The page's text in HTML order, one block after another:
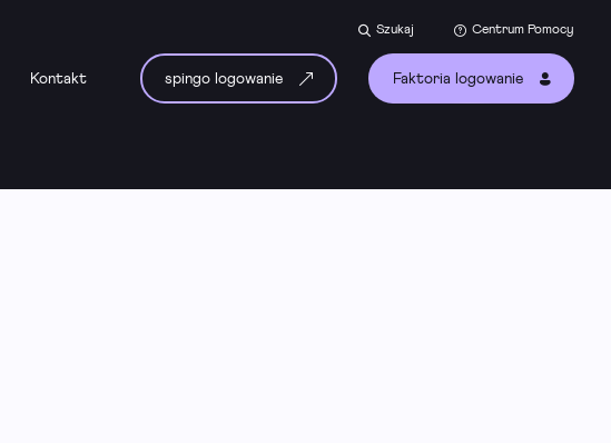
Szukaj Centrum Pomocy
Kontakt spingo logowanie Faktoria logowanie